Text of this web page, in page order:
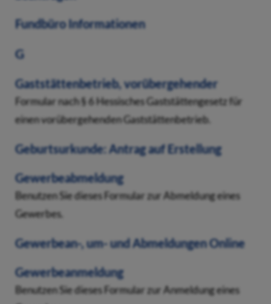
Fundbüro Informationen
G
Gaststättenbetrieb, vorübergehender
Formular nach § 6 Hessisches Gaststättengesetz für
einen vorübergehenden Gaststättenbetrieb.
Geburtsurkunde: Antrag auf Erstellung
Gewerbeabmeldung
Benutzen Sie dieses Formular zur Abmeldung eines
Gewerbes.
Gewerbean-, um- und Abmeldungen Online
Gewerbeanmeldung
Benutzen Sie dieses Formular zur Anmeldung eines